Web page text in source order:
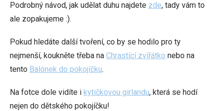
Podrobný návod, jak udělat duhu najdete zde, tady vám to
ale zopakujeme :).
Pokud hledáte další tvoření, co by se hodilo pro ty
nejmenší, koukněte třeba na Chrastící zvířátko nebo na
tento Balónek do pokojíčku.
Na fotce dole vidíte i kytičkovou girlandu, která se hodí
nejen do dětského pokojíčku!